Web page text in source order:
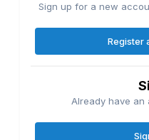
Sign up for a new
Register
Already have an